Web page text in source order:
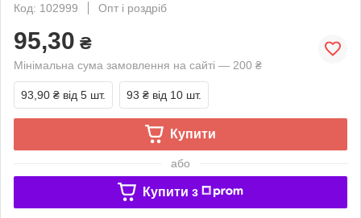
Код: 102999
Опт і роздріб
95,30 ₴
Мінімальна сума замовлення на сайті — 200 ₴
93,90 ₴ від 5 шт. 93 ₴ від 10 шт.
Купити
або
Купити з